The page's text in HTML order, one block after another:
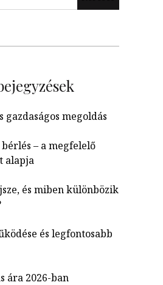
gazdaságos megoldás
– a megfelelő
alapja
és miben különbözik
és legfontosabb
ára 2026-ban